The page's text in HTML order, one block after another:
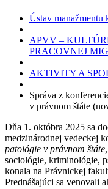
Ústav
APVV –
PRACOVNEJ
AKTIVITY A
Správa z
v právnom štáte
Dňa 1. októbra 2025 sa
medzinárodnej vedeckej
patológie v právnom štáte
sociológie, kriminológie,
konala na Právnickej
Prednášajúci sa venovali